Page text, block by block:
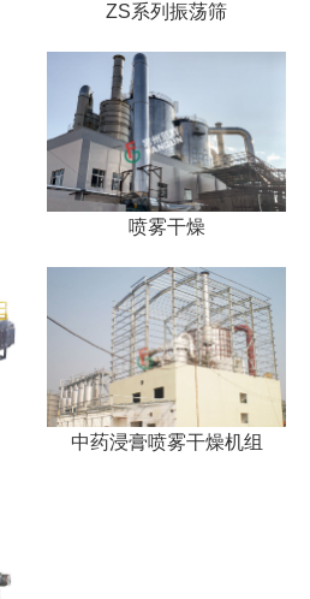
ZS系列振荡筛
喷雾干燥
中药浸膏喷雾干燥机组